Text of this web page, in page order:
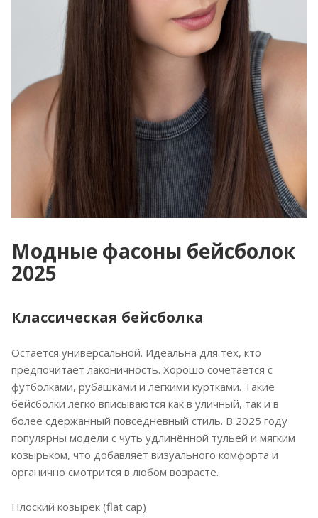
Модные фасоны бейсболок
2025
Классическая бейсболка
Остаётся универсальной. Идеальна для тех, кто
предпочитает лаконичность. Хорошо сочетается с
футболками, рубашками и лёгкими куртками. Такие
бейсболки легко вписываются как в уличный, так и в
более сдержанный повседневный стиль. В 2025 году
популярны модели с чуть удлинённой тульей и мягким
козырьком, что добавляет визуального комфорта и
органично смотрится в любом возрасте.
Плоский козырёк (flat cap)